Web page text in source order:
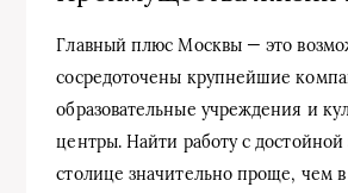
Главный плюс Москвы — это
сосредоточены крупнейшие
образовательные учреждения и
центры. Найти работу с достойной
столице значительно проще, чем